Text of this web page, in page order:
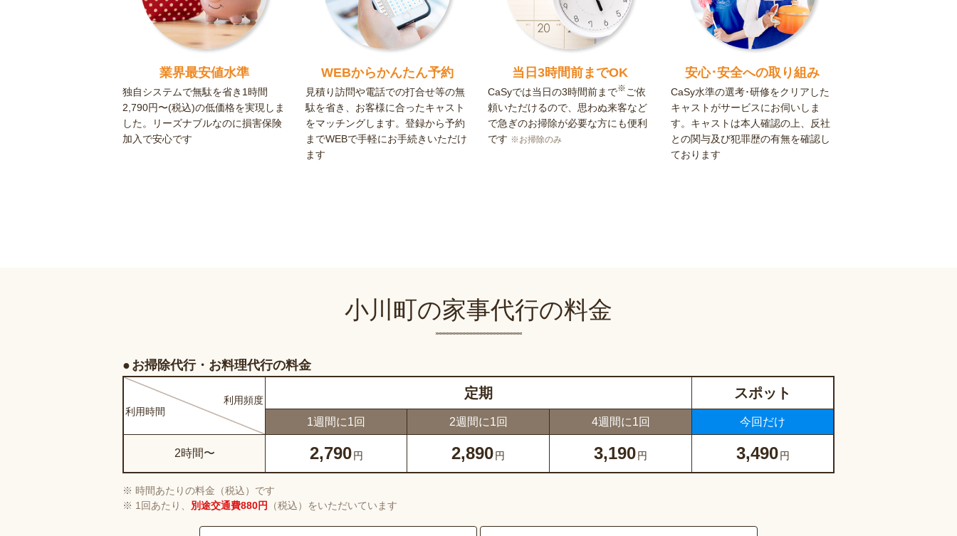
業界最安値水準
独自システムで無駄を省き1時間
2,790円〜(税込)の低価格を実現しま
した。リーズナブルなのに損害保険
加入で安心です
WEBからかんたん予約
見積り訪問や電話での打合せ等の無
駄を省き、お客様に合ったキャスト
をマッチングします。登録から予約
までWEBで手軽にお手続きいただけ
ます
当日3時間前までOK
CaSyでは当日の3時間前まで※ ご依
頼いただけるので、思わぬ来客など
で急ぎのお掃除が必要な方にも便利
です ※お掃除のみ
安心･安全への取り組み
CaSy水準の選考･研修をクリアした
キャストがサービスにお伺いしま
す。キャストは本人確認の上、反社
との関与及び犯罪歴の有無を確認し
ております
小川町の家事代行の料金
お掃除代行・お料理代行の料金
利用時間
利用頻度 定期 スポット
1週間に1回 2週間に1回 4週間に1回 今回だけ
2時間〜 2,790 円 2,890円 3,190円 3,490 円
時間あたりの料金（税込）です
1回あたり、 別途交通費880円 （税込）をいただいています